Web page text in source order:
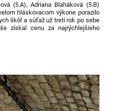
(5.A), Adriana Blaháková (5.B)
hláskovacom výkone porazilo
škôl a súťaž už tretí rok po sebe
získal cenu za najrýchlejšieho